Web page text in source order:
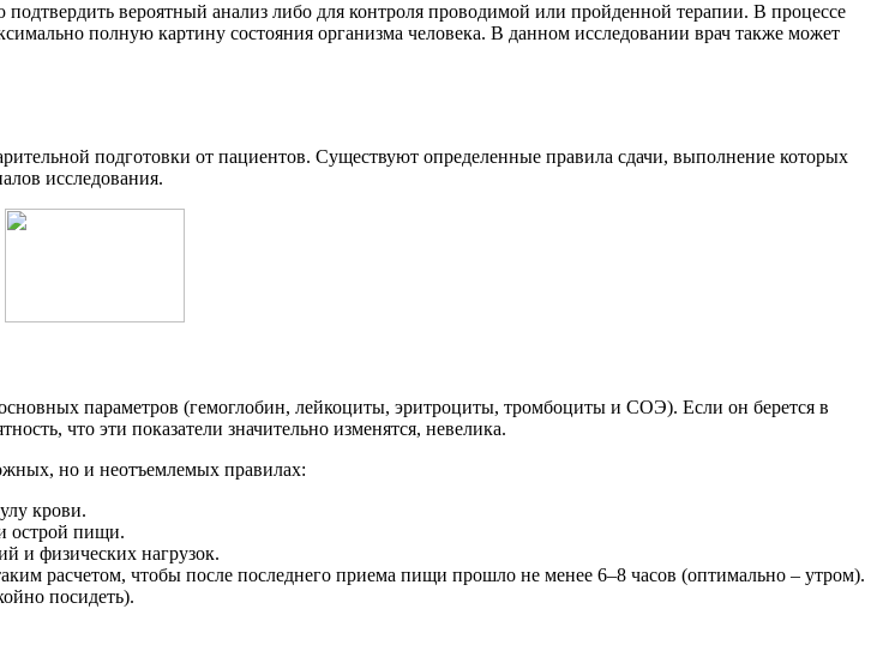
вероятный анализ либо для контроля проводимой или пройденной терапии. В процессе
полную картину состояния организма человека. В данном исследовании врач также может
подготовки от пациентов. Существуют определенные правила сдачи, выполнение которых
исследования.
параметров (гемоглобин, лейкоциты, эритроциты, тромбоциты и СОЭ). Если он берется в
что эти показатели значительно изменятся, невелика.
но и неотъемлемых правилах:
крови.
острой пищи.
и физических нагрузок.
расчетом, чтобы после последнего приема пищи прошло не менее 6–8 часов (оптимально – утром).
посидеть).